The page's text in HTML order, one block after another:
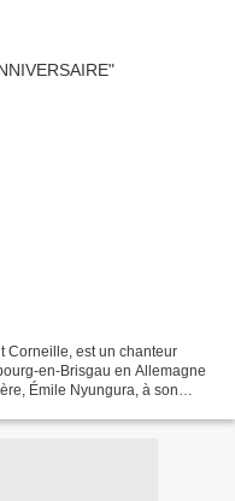
Corneille, est un chanteur
en-Brisgau en Allemagne
Émile Nyungura, à son